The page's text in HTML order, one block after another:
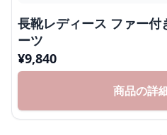
長靴レディース ファー
ーツ
¥9,840
商品の詳